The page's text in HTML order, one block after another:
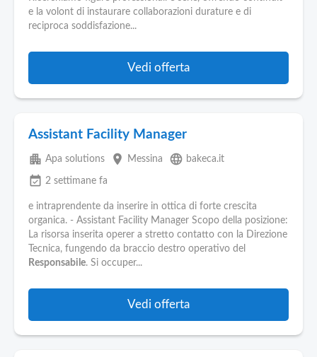
e la volont di instaurare collaborazioni durature e di
reciproca soddisfazione...
Vedi offerta
Assistant Facility Manager
apartment Apa solutions place Messina language bakeca.it
event_available 2 settimane fa
e intraprendente da inserire in ottica di forte crescita
organica. - Assistant Facility Manager Scopo della posizione:
La risorsa inserita operer a stretto contatto con la Direzione
Tecnica, fungendo da braccio destro operativo del
Responsabile. Si occuper...
Vedi offerta